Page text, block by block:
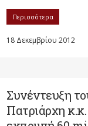
Περισσότερα
18 Δεκεμβρίου 2012
Συνέντευξη
Πατριάρχη